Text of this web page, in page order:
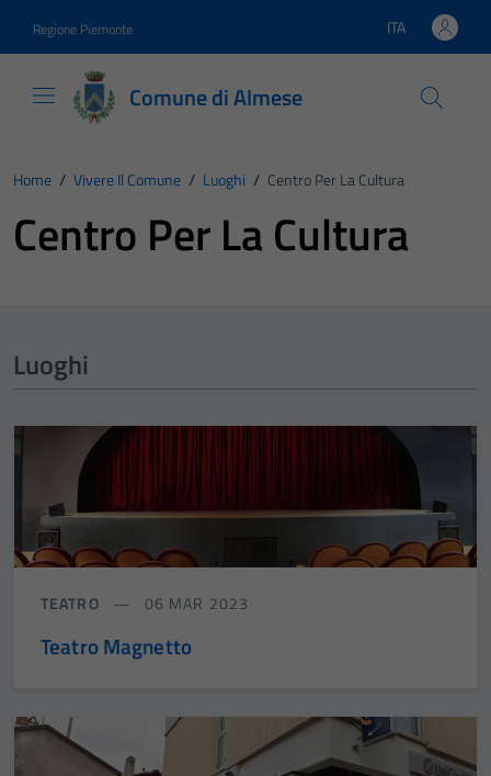
Regione Piemonte Lingua attiva:
ITA
Comune di Almese
Home / Vivere Il Comune / Luoghi / Centro Per La Cultura
Centro Per La Cultura
Luoghi
TEATRO 06 MAR 2023
Teatro Magnetto